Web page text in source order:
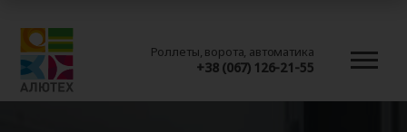
Роллеты, ворота, автоматика
+38 (067) 126-21-55